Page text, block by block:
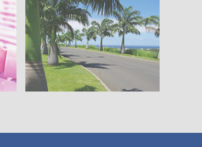
Cadre de vie